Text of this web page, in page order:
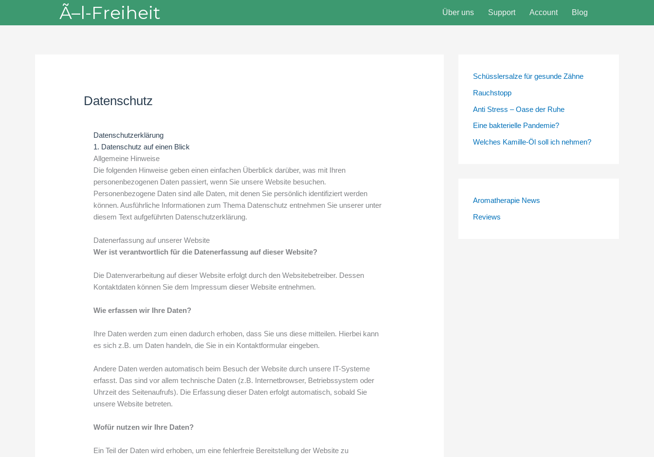
Ã–l-Freiheit Über uns Support Account Blog
Datenschutz
Datenschutzerklärung
1. Datenschutz auf einen Blick
Allgemeine Hinweise
Die folgenden Hinweise geben einen einfachen Überblick darüber, was mit Ihren
personenbezogenen Daten passiert, wenn Sie unsere Website besuchen.
Personenbezogene Daten sind alle Daten, mit denen Sie persönlich identifiziert werden
können. Ausführliche Informationen zum Thema Datenschutz entnehmen Sie unserer unter
diesem Text aufgeführten Datenschutzerklärung.
Datenerfassung auf unserer Website
Wer ist verantwortlich für die Datenerfassung auf dieser Website?
Die Datenverarbeitung auf dieser Website erfolgt durch den Websitebetreiber. Dessen
Kontaktdaten können Sie dem Impressum dieser Website entnehmen.
Wie erfassen wir Ihre Daten?
Ihre Daten werden zum einen dadurch erhoben, dass Sie uns diese mitteilen. Hierbei kann
es sich z.B. um Daten handeln, die Sie in ein Kontaktformular eingeben.
Andere Daten werden automatisch beim Besuch der Website durch unsere IT-Systeme
erfasst. Das sind vor allem technische Daten (z.B. Internetbrowser, Betriebssystem oder
Uhrzeit des Seitenaufrufs). Die Erfassung dieser Daten erfolgt automatisch, sobald Sie
unsere Website betreten.
Wofür nutzen wir Ihre Daten?
Ein Teil der Daten wird erhoben, um eine fehlerfreie Bereitstellung der Website zu
Schüsslersalze für gesunde Zähne
Rauchstopp
Anti Stress – Oase der Ruhe
Eine bakterielle Pandemie?
Welches Kamille-Öl soll ich nehmen?
Aromatherapie News
Reviews